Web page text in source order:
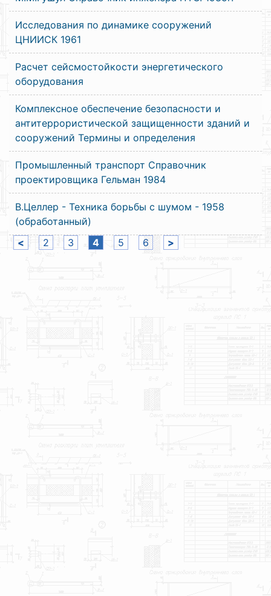
Исследования по динамике сооружений
ЦНИИСК 1961
Расчет сейсмостойкости энергетического
оборудования
Комплексное обеспечение безопасности и
антитеррористической защищенности зданий и
сооружений Термины и определения
Промышленный транспорт Справочник
проектировщика Гельман 1984
В.Целлер - Техника борьбы с шумом - 1958
(обработанный)
<
2 3 4 5 6 >